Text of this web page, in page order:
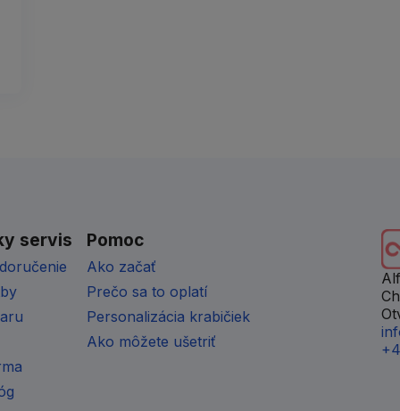
servis Pomoc
Ako začať
Prečo sa to oplatí
Personalizácia krabičiek
Ako môžete ušetriť